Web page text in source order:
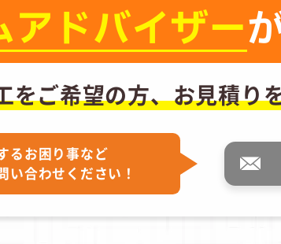
アドバイザー
をご希望の方、お見積り
るお困り事など
い合わせください！